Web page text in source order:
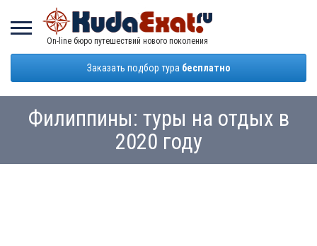
On-line бюро путешествий нового поколения
Заказать подбор тура бесплатно
Филиппины: туры на отдых в
2020 году